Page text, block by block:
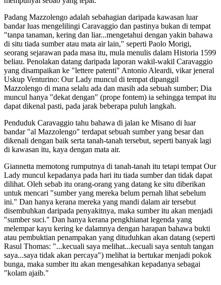
Padang Mazzolengo adalah sebahagian daripada kawasan luar
bandar luas mengelilingi Caravaggio dan pastinya bukan di tempat
"tanpa tanaman, kering dan liar...mengetahui dengan yakin bahawa
di situ tiada sumber atau mata air lain," seperti Paolo Morigi,
seorang sejarawan pada masa itu, mula menulis dalam Historia 1599
beliau. Penolakan datang daripada laporan wakil-wakil Caravaggio
yang disampaikan ke "lettere patenti" Antonio Aleardi, vikar jeneral
Uskup Venturino: Our Lady muncul di tempat dipanggil
Mazzolengo di mana selalu ada dan masih ada sebuah sumber; Dia
muncul hanya "dekat dengan" (prope fontem) ia sehingga tempat itu
dapat dikenal pasti, pada jarak beberapa puluh langkah.
Penduduk Caravaggio tahu bahawa di jalan ke Misano di luar
bandar "al Mazzolengo" terdapat sebuah sumber yang besar dan
dikenali dengan baik serta tanah-tanah tersebut, seperti banyak lagi
di kawasan itu, kaya dengan mata air.
Giannetta memotong rumputnya di tanah-tanah itu tetapi tempat Our
Lady muncul kepadanya pada hari itu tiada sumber dan tidak dapat
dilihat. Oleh sebab itu orang-orang yang datang ke situ diberikan
untuk mencari "sumber yang mereka belum pernah lihat sebelum
ini." Dan hanya kerana mereka yang mandi dalam air tersebut
disembuhkan daripada penyakitnya, maka sumber itu akan menjadi
"sumber suci." Dan hanya kerana pengkhianat legenda yang
melempar kayu kering ke dalamnya dengan harapan bahawa bukti
atau pembuktian penampakan yang dituduhkan akan datang (seperti
Rasul Thomas: "...kecuali saya melihat...kecuali saya sentuh tangan
saya...saya tidak akan percaya") melihat ia bertukar menjadi pokok
bunga, maka sumber itu akan mengesahkan kepadanya sebagai
"kolam ajaib."